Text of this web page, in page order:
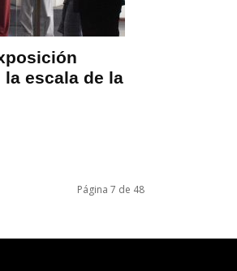
la escala de la
Página 7 de 48